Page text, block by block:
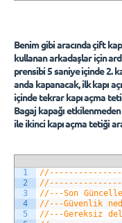
Benim gibi aracında çift
kullanan arkadaşlar için
prensibi 5 saniye içinde 2.
anda kapanacak, ilk kapı
içinde tekrar kapı açma
Bagaj kapağı etkilenmeden
ile ikinci kapı açma tetiği
1
2
3
4
5
//---Son
//---Güvenlik
//---Gereksiz